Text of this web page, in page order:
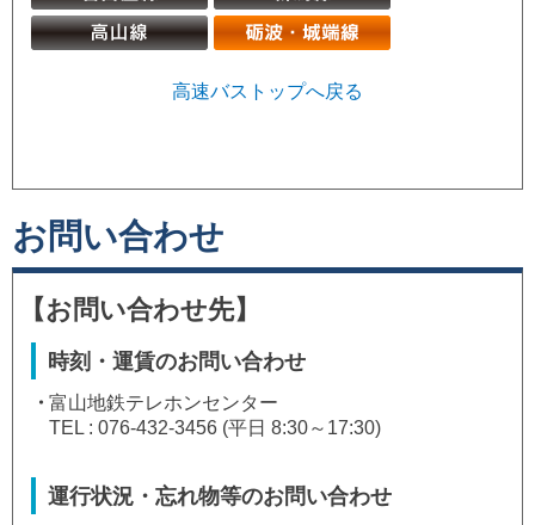
高速バストップへ戻る
お問い合わせ
【お問い合わせ先】
時刻・運賃のお問い合わせ
・富山地鉄テレホンセンター
TEL : 076-432-3456 (平日 8:30～17:30)
運行状況・忘れ物等のお問い合わせ